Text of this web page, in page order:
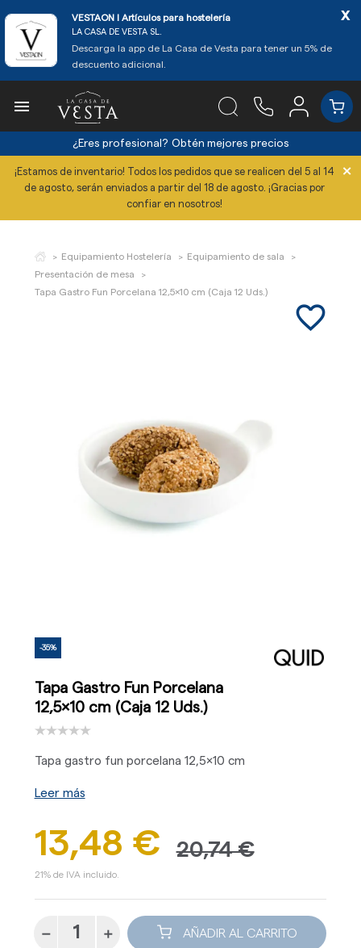
VESTAON l Artículos para hostelería
LA CASA DE VESTA SL.
Descarga la app de La Casa de Vesta para tener un 5% de
descuento adicional.
x

¿Eres profesional? Obtén mejores precios
¡Estamos de inventario! Todos los pedidos que se realicen del 5 al 14
de agosto, serán enviados a partir del 18 de agosto. ¡Gracias por
confiar en nosotros!
×
Equipamiento Hostelería
Equipamiento de sala
Presentación de mesa
Tapa Gastro Fun Porcelana 12,5x10 cm (Caja 12 Uds.)
favorite_border
-35%
Tapa Gastro Fun Porcelana
12,5x10 cm (Caja 12 Uds.)
Tapa gastro fun porcelana 12,5x10 cm
Leer más
13,48 € 20,74 €
21% de IVA incluido.
AÑADIR AL CARRITO